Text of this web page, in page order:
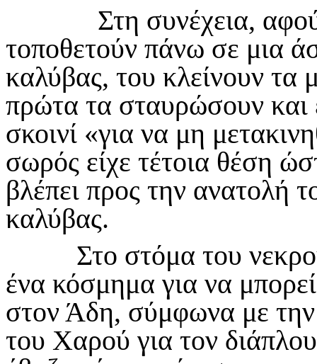
Στη συνέχεια, αφού
τοποθετούν πάνω σε μια
καλύβας, του κλείνουν τα
πρώτα τα σταυρώσουν και
σκοινί «για να μη
σωρός είχε τέτοια θέση
βλέπει προς την ανατολή
καλύβας.
Στο στόμα του νεκρού
ένα κόσμημα για να
στον Άδη, σύμφωνα με
του Χαρού για τον